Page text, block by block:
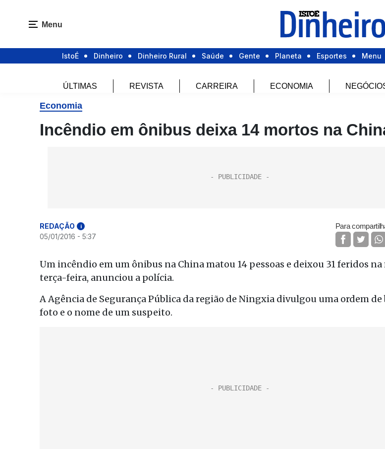
Menu
IstoÉ Dinheiro Dinheiro Rural Saúde Gente Planeta Esportes Menu
ÚLTIMAS REVISTA CARREIRA ECONOMIA
Economia
Incêndio em ônibus deixa 14 mortos na
REDAÇÃO i
05/01/2016 - 5:37
Para
Um incêndio em um ônibus na China matou 14 pessoas e deixou 31 feridos
terça-feira, anunciou a polícia.
A Agência de Segurança Pública da região de Ningxia divulgou uma ordem de
foto e o nome de um suspeito.